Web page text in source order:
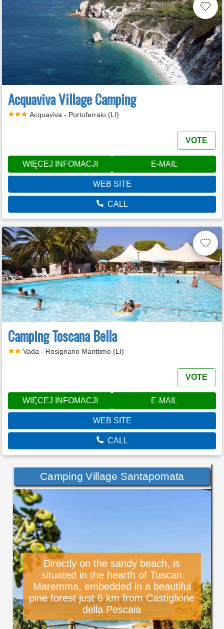
Acquaviva Village Camping
Acquaviva - Portoferraio (LI)
VOTE
WIĘCEJ INFOMACJI E-MAIL
WEB SITE
CALL
Camping Toscana Bella
Vada - Rosignano Marittimo (LI)
VOTE
WIĘCEJ INFOMACJI E-MAIL
WEB SITE
CALL
Camping Village Santapomata
Directly on the sandy beach, is
situated in the hearth of Tuscan
Maremma, embedded in a beautiful
pine forest just 6 km from Castiglione
della Pescaia